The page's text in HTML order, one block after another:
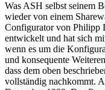
Was ASH selbst seinem
wieder von einem
Configurator von Philipp
entwickelt und hat sich
wenn es um die
und konsequente
dass dem oben
vollständig nachkommt.